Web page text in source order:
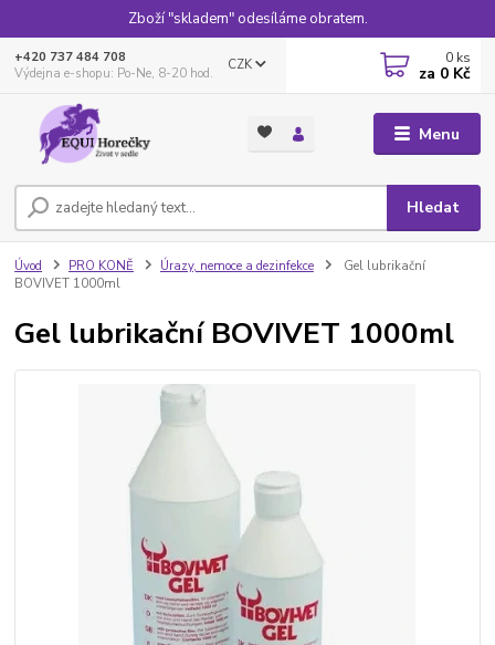
Zboží "skladem" odesíláme obratem.
Menu
CZK
Hledat
+420 737 484 708
Výdejna e-shopu: Po-Ne, 8-20 hod.
0 ks
za 0 Kč
Úvod PRO KONĚ Úrazy, nemoce a dezinfekce
Gel lubrikační
BOVIVET 1000ml
Gel lubrikační BOVIVET 1000ml